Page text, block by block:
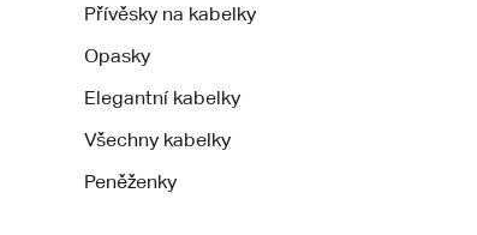
Přívěsky na kabelky
Opasky
Elegantní kabelky
Všechny kabelky
Peněženky